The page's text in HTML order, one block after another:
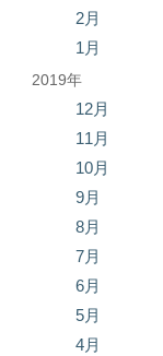
2月
1月
2019年
12月
11月
10月
9月
8月
7月
6月
5月
4月